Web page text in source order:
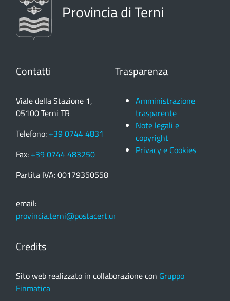
Provincia di Terni
Contatti
Viale della Stazione 1,
05100 Terni TR
Telefono: +39 0744 4831
Fax: +39 0744 483250
Partita IVA: 00179350558
email:
provincia.terni@postacert.umbria.it
Trasparenza
Amministrazione
trasparente
Note legali e
copyright
Privacy e Cookies
Credits
Sito web realizzato in collaborazione con Gruppo
Finmatica